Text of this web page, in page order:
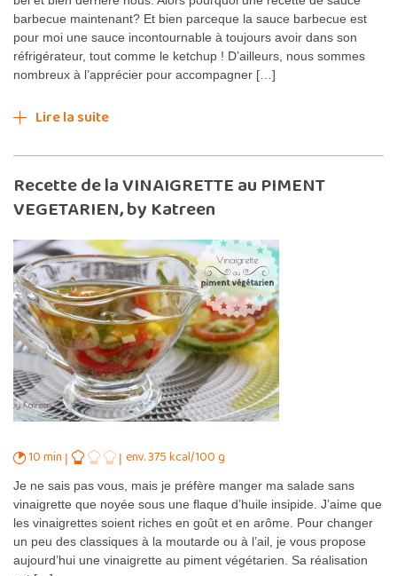
barbecue maintenant? Et bien parceque la sauce barbecue est
pour moi une sauce incontournable à toujours avoir dans son
réfrigérateur, tout comme le ketchup ! D’ailleurs, nous sommes
nombreux à l’apprécier pour accompagner […]
Lire la suite
Recette de la VINAIGRETTE au PIMENT
VEGETARIEN, by Katreen
10 min env. 375 kcal/100 g
Je ne sais pas vous, mais je préfère manger ma salade sans
vinaigrette que noyée sous une flaque d’huile insipide. J’aime que
les vinaigrettes soient riches en goût et en arôme. Pour changer
un peu des classiques à la moutarde ou à l’ail, je vous propose
aujourd’hui une vinaigrette au piment végétarien. Sa réalisation